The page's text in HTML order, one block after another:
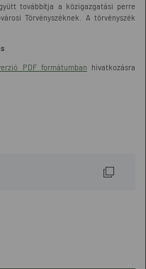
továbbítja a közigazgatási perre
Törvényszéknek. A törvényszék
PDF formátumban hivatkozásra